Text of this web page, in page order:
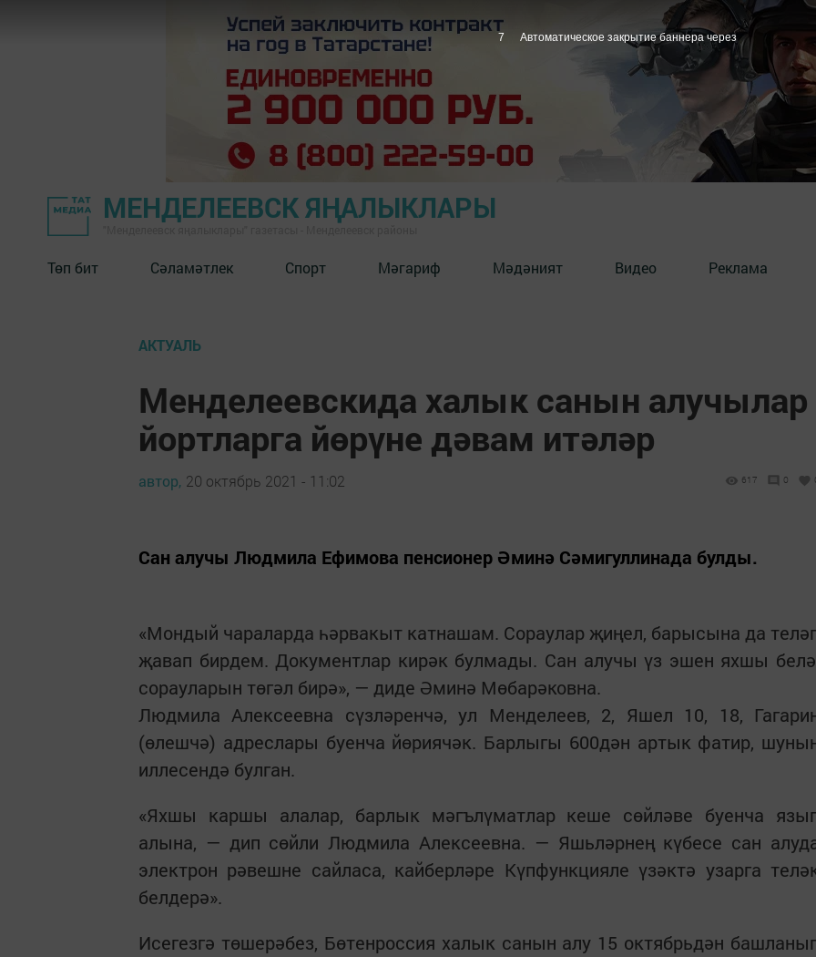
МЕНДЕЛЕЕВСК ЯҢАЛЫКЛАРЫ
Төп бит Сәламәтлек Спорт Мәгариф Мәдәният Видео Реклама
АКТУАЛЬ
Менделеевскида халык санын алучылар
йортларга йөрүне дәвам итәләр
автор, 20 октябрь 2021 - 11:02 617 0
Сан алучы Людмила Ефимова пенсионер Әминә Сәмигуллинада булды.
«Мондый чараларда һәрвакыт катнашам. Сораулар җиңел, барысына да
җавап бирдем. Документлар кирәк булмады. Сан алучы үз эшен яхшы
сорауларын төгәл бирә», — диде Әминә Мөбарәковна.
Людмила Алексеевна сүзләренчә, ул Менделеев, 2, Яшел 10, 18,
(өлешчә) адреслары буенча йөриячәк. Барлыгы 600дән артык фатир,
иллесендә булган.
«Яхшы каршы алалар, барлык мәгълүматлар кеше сөйләве буенча
алына, — дип сөйли Людмила Алексеевна. — Яшьләрнең күбесе сан
электрон рәвешне сайласа, кайберләре Күпфункцияле үзәктә узарга
белдерә».
Исегезгә төшерәбез, Бөтенроссия халык санын алу 15 октябрьдән
6 Автоматическое закрытие баннера через